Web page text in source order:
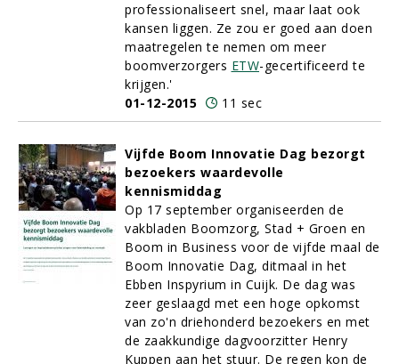
professionaliseert snel, maar laat ook
kansen liggen. Ze zou er goed aan doen
maatregelen te nemen om meer
boomverzorgers ETW-gecertificeerd te
krijgen.'
01-12-2015
11 sec
Vijfde Boom Innovatie Dag bezorgt
bezoekers waardevolle
kennismiddag
Op 17 september organiseerden de
vakbladen Boomzorg, Stad + Groen en
Boom in Business voor de vijfde maal de
Boom Innovatie Dag, ditmaal in het
Ebben Inspyrium in Cuijk. De dag was
zeer geslaagd met een hoge opkomst
van zo'n driehonderd bezoekers en met
de zaakkundige dagvoorzitter Henry
Kuppen aan het stuur. De regen kon de